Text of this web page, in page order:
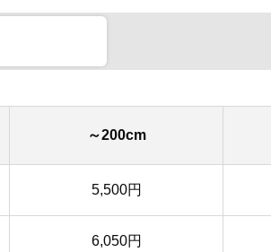
～200cm
5,500円
6,050円